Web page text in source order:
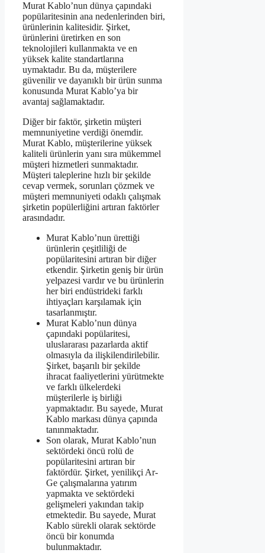
Murat Kablo’nun dünya çapındaki
popülaritesinin ana nedenlerinden biri,
ürünlerinin kalitesidir. Şirket,
ürünlerini üretirken en son
teknolojileri kullanmakta ve en
yüksek kalite standartlarına
uymaktadır. Bu da, müşterilere
güvenilir ve dayanıklı bir ürün sunma
konusunda Murat Kablo’ya bir
avantaj sağlamaktadır.
Diğer bir faktör, şirketin müşteri
memnuniyetine verdiği önemdir.
Murat Kablo, müşterilerine yüksek
kaliteli ürünlerin yanı sıra mükemmel
müşteri hizmetleri sunmaktadır.
Müşteri taleplerine hızlı bir şekilde
cevap vermek, sorunları çözmek ve
müşteri memnuniyeti odaklı çalışmak
şirketin popülerliğini artıran faktörler
arasındadır.
Murat Kablo’nun ürettiği
ürünlerin çeşitliliği de
popülaritesini artıran bir diğer
etkendir. Şirketin geniş bir ürün
yelpazesi vardır ve bu ürünlerin
her biri endüstrideki farklı
ihtiyaçları karşılamak için
tasarlanmıştır.
Murat Kablo’nun dünya
çapındaki popülaritesi,
uluslararası pazarlarda aktif
olmasıyla da ilişkilendirilebilir.
Şirket, başarılı bir şekilde
ihracat faaliyetlerini yürütmekte
ve farklı ülkelerdeki
müşterilerle iş birliği
yapmaktadır. Bu sayede, Murat
Kablo markası dünya çapında
tanınmaktadır.
Son olarak, Murat Kablo’nun
sektördeki öncü rolü de
popülaritesini artıran bir
faktördür. Şirket, yenilikçi Ar-
Ge çalışmalarına yatırım
yapmakta ve sektördeki
gelişmeleri yakından takip
etmektedir. Bu sayede, Murat
Kablo sürekli olarak sektörde
öncü bir konumda
bulunmaktadır.